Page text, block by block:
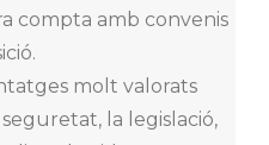
compta amb convenis
molt valorats
la legislació,